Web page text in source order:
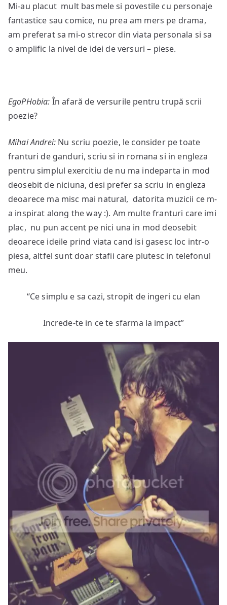
Mi-au placut mult basmele si povestile cu personaje
fantastice sau comice, nu prea am mers pe drama,
am preferat sa mi-o strecor din viata personala si sa
o amplific la nivel de idei de versuri – piese.
EgoPHobia: În afară de versurile pentru trupă scrii
poezie?
Mihai Andrei: Nu scriu poezie, le consider pe toate
franturi de ganduri, scriu si in romana si in engleza
pentru simplul exercitiu de nu ma indeparta in mod
deosebit de niciuna, desi prefer sa scriu in engleza
deoarece ma misc mai natural, datorita muzicii ce m-
a inspirat along the way :). Am multe franturi care imi
plac, nu pun accent pe nici una in mod deosebit
deoarece ideile prind viata cand isi gasesc loc intr-o
piesa, altfel sunt doar stafii care plutesc in telefonul
meu.
“Ce simplu e sa cazi, stropit de ingeri cu elan
Increde-te in ce te sfarma la impact”